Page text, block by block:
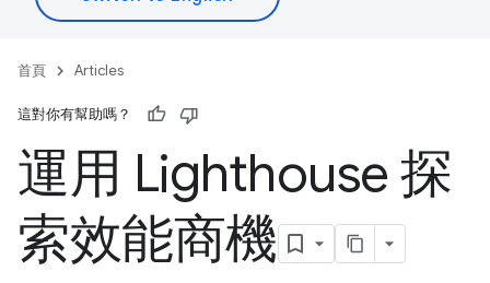
首頁 Articles
這對你有幫助嗎？
運用 Lighthouse 探
索效能商機